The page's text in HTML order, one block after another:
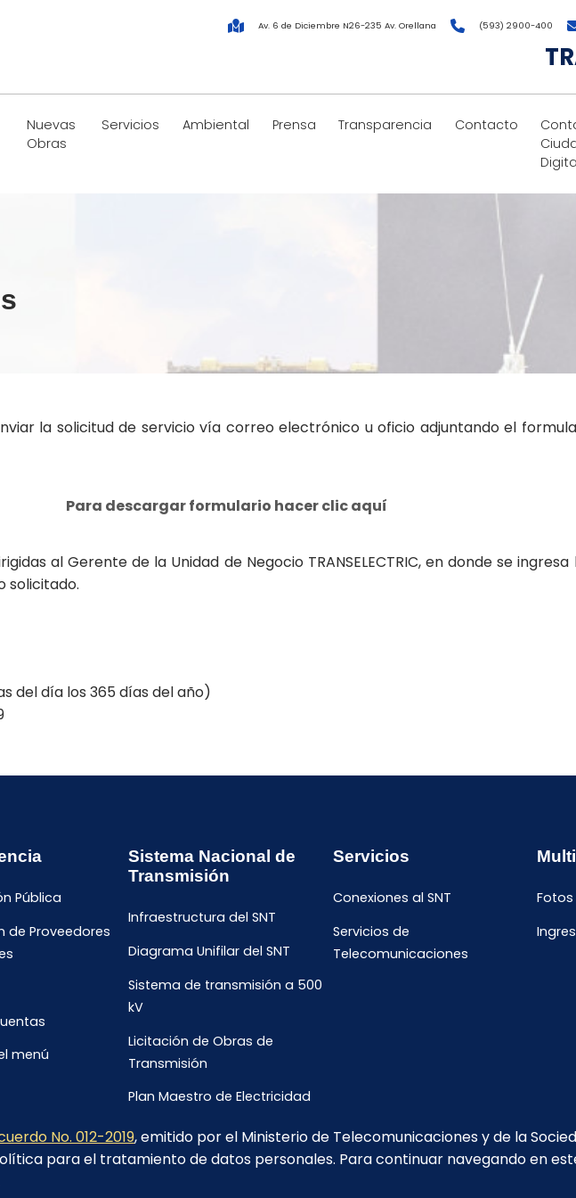
Av. 6 de Diciembre N26-235 Av. Orellana (593) 2900-400
Nuevas
Obras
Servicios Ambiental Prensa Transparencia Contacto
la solicitud de servicio vía correo electrónico u oficio adjuntando el
Para descargar formulario hacer clic aquí
al Gerente de la Unidad de Negocio TRANSELECTRIC, en donde se
solicitado.
del día los 365 días del año)
Pública
de Proveedores
menú
Sistema Nacional de
Transmisión
Infraestructura del SNT
Diagrama Unifilar del SNT
Sistema de transmisión a 500
kV
Licitación de Obras de
Transmisión
Plan Maestro de Electricidad
Servicios
Conexiones al SNT
Servicios de
Telecomunicaciones
Fotos
No. 012-2019, emitido por el Ministerio de Telecomunicaciones y de la
para el tratamiento de datos personales. Para continuar navegando en